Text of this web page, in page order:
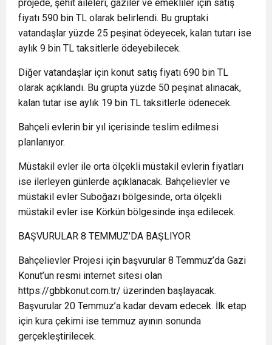
projede, şehit aileleri, gaziler ve emekliler için satış
fiyatı 590 bin TL olarak belirlendi. Bu gruptaki
vatandaşlar yüzde 25 peşinat ödeyecek, kalan tutarı ise
aylık 9 bin TL taksitlerle ödeyebilecek.
Diğer vatandaşlar için konut satış fiyatı 690 bin TL
olarak açıklandı. Bu grupta yüzde 50 peşinat alınacak,
kalan tutar ise aylık 19 bin TL taksitlerle ödenecek.
Bahçeli evlerin bir yıl içerisinde teslim edilmesi
planlanıyor.
Müstakil evler ile orta ölçekli müstakil evlerin fiyatları
ise ilerleyen günlerde açıklanacak. Bahçelievler ve
müstakil evler Suboğazı bölgesinde, orta ölçekli
müstakil evler ise Körkün bölgesinde inşa edilecek.
BAŞVURULAR 8 TEMMUZ’DA BAŞLIYOR
Bahçelievler Projesi için başvurular 8 Temmuz’da Gazi
Konut’un resmi internet sitesi olan
https://gbbkonut.com.tr/ üzerinden başlayacak.
Başvurular 20 Temmuz’a kadar devam edecek. İlk etap
için kura çekimi ise temmuz ayının sonunda
gerçekleştirilecek.